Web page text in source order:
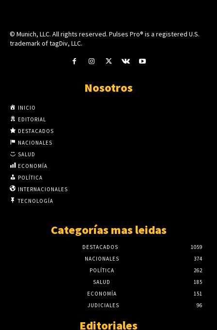
© Munich, LLC. All rights reserved. Pulses Pro® is a registered U.S.
trademark of tagDiv, LLC.
Nosotros
INICIO
EDITORIAL
DESTACADOS
NACIONALES
SALUD
ECONOMÍA
POLÍTICA
INTERNACIONALES
TECNOLOGÍA
Categorías mas leidas
DESTACADOS
1059
NACIONALES
374
POLÍTICA
262
SALUD
185
ECONOMÍA
151
JUDICIALES
96
Editoriales